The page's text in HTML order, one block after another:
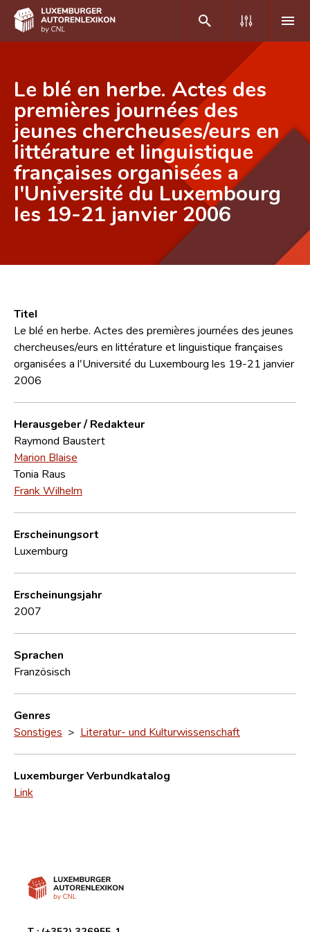
DE FR
Home
Autor(inn)en A-Z
Erweiterte Suche
Häufige Fragen und Antworten
Forschungsgruppe
Le blé en herbe. Actes des
premières journées des
jeunes chercheuses/eurs en
littérature et linguistique
françaises organisées a
l'Université du Luxembourg
les 19-21 janvier 2006
Titel
Le blé en herbe. Actes des premières journées des jeunes
chercheuses/eurs en littérature et linguistique françaises
organisées a l'Université du Luxembourg les 19-21 janvier
2006
Herausgeber / Redakteur
Raymond Baustert
Marion Blaise
Tonia Raus
Frank Wilhelm
Erscheinungsort
Luxemburg
Erscheinungsjahr
2007
Sprachen
Französisch
Genres
Sonstiges > Literatur- und Kulturwissenschaft
Luxemburger Verbundkatalog
Link